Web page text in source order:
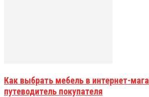
Как выбрать мебель в интернет-
путеводитель покупателя